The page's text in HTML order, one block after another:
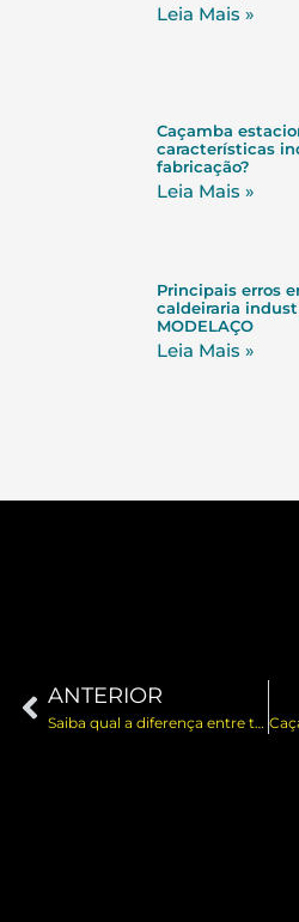
Leia Mais »
Caçamba
características
fabricação?
Leia Mais »
Principais erros
caldeiraria
MODELAÇO
Leia Mais »
ANTERIOR
Saiba qual a diferença entre telhas Galvanizadas e Galvalume